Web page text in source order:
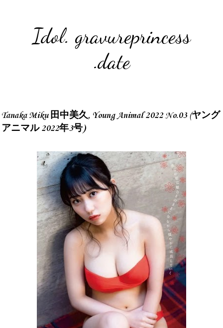
Idol. gravureprincess
.date
Tanaka Miku 田中美久, Young Animal 2022 No.03 (ヤング
アニマル 2022年3号)